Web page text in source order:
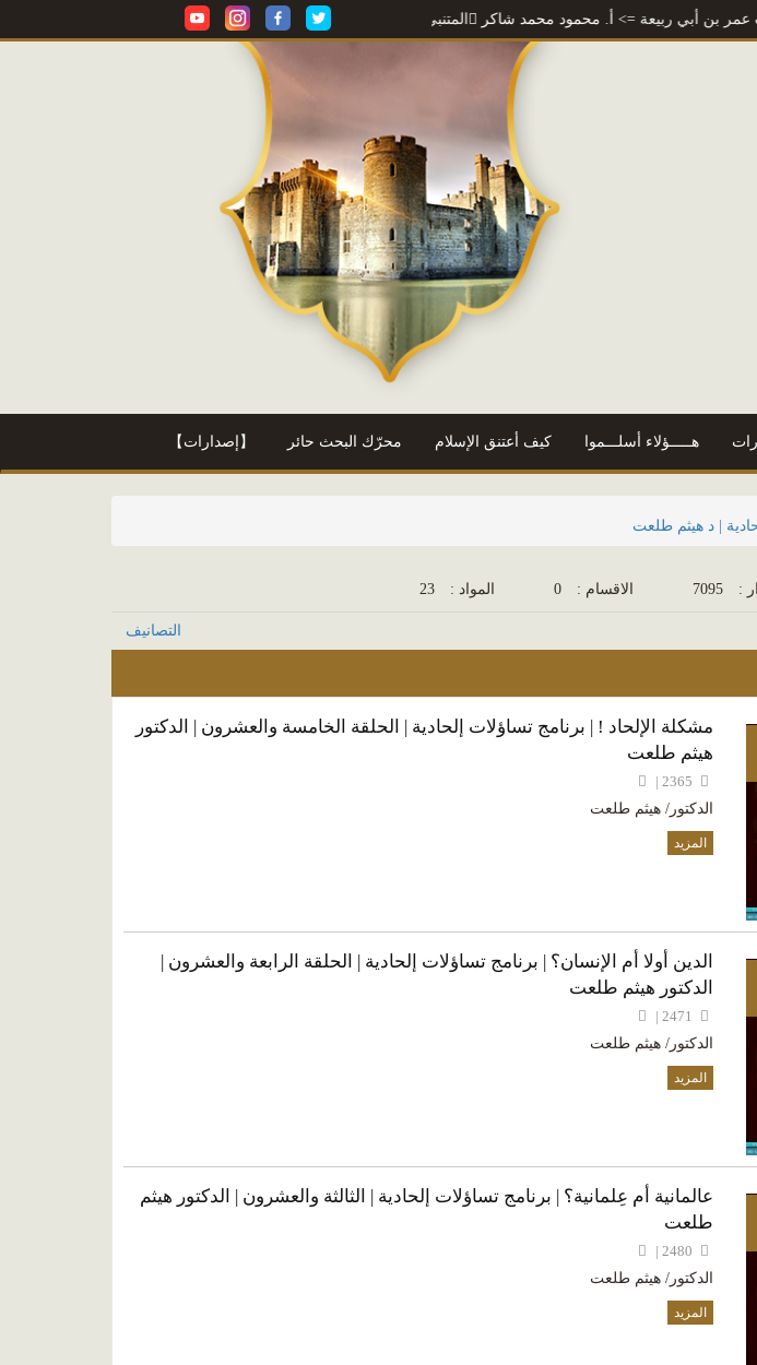
معجم محمود محمد شاكر المتنبي=> أ. محمود محمد شاكر ربيعة=> أ. محمود محمد شاكر
هـــــؤلاء أسلـــموا كيف أعتنق الإسلام محرّك البحث حائر 【إصدارات】
| د هيثم طلعت
:
7095 الاقسام : 0 المواد : 23
التصانيف
مشكلة الإلحاد ! | برنامج تساؤلات إلحادية | الحلقة الخامسة والعشرون | الدكتور
هيثم طلعت
الدكتور/ هيثم طلعت
المزيد
الدين أولا أم الإنسان؟ | برنامج تساؤلات إلحادية | الحلقة الرابعة والعشرون |
الدكتور هيثم طلعت
الدكتور/ هيثم طلعت
المزيد
عالمانية أم عِلمانية؟ | برنامج تساؤلات إلحادية | الثالثة والعشرون | الدكتور هيثم
طلعت
الدكتور/ هيثم طلعت
المزيد